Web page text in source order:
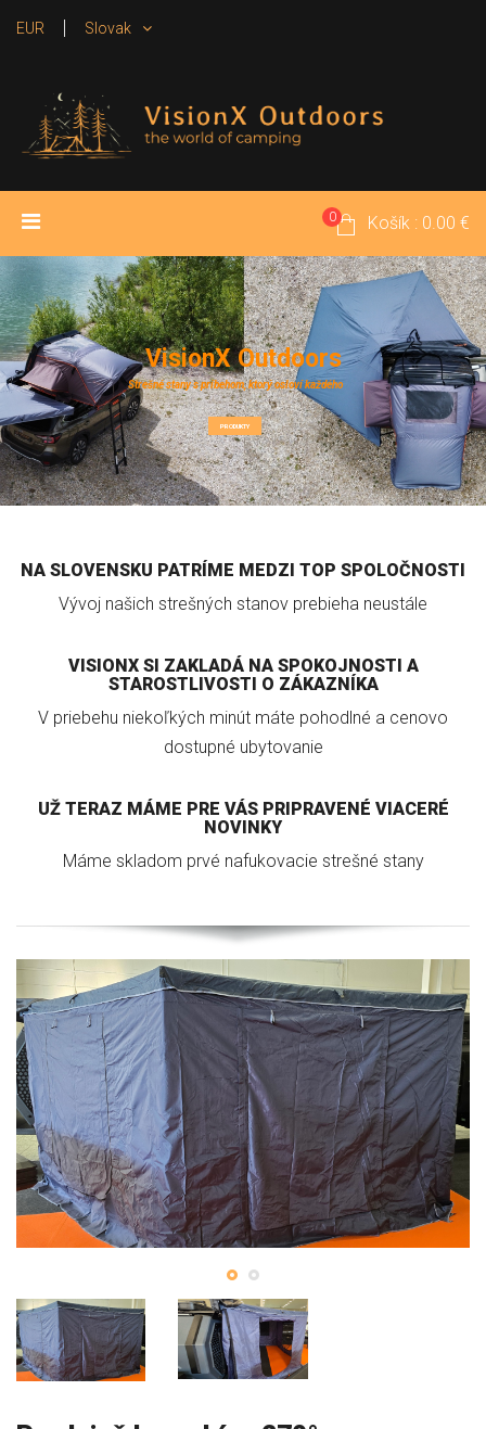
EUR Slovak
ÚVOD
POŽIČOVŇA KONTAKT
0 Košík : 0.00 €
VisionX Outdoors
Strešné stany s príbehom, ktorý osloví každého
PRODUKTY
NA SLOVENSKU PATRÍME MEDZI TOP SPOLOČNOSTI
Vývoj našich strešných stanov prebieha neustále
VISIONX SI ZAKLADÁ NA SPOKOJNOSTI A
STAROSTLIVOSTI O ZÁKAZNÍKA
V priebehu niekoľkých minút máte pohodlné a cenovo
dostupné ubytovanie
UŽ TERAZ MÁME PRE VÁS PRIPRAVENÉ VIACERÉ
NOVINKY
Máme skladom prvé nafukovacie strešné stany